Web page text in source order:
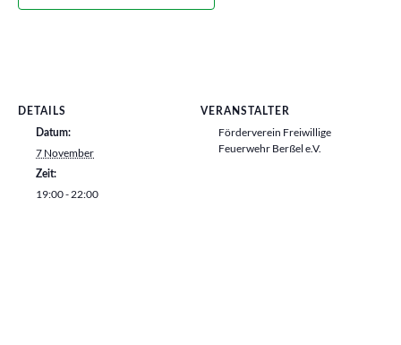
DETAILS
Datum:
7 November
Zeit:
19:00 - 22:00
VERANSTALTER
Förderverein Freiwillige
Feuerwehr Berßel e.V.